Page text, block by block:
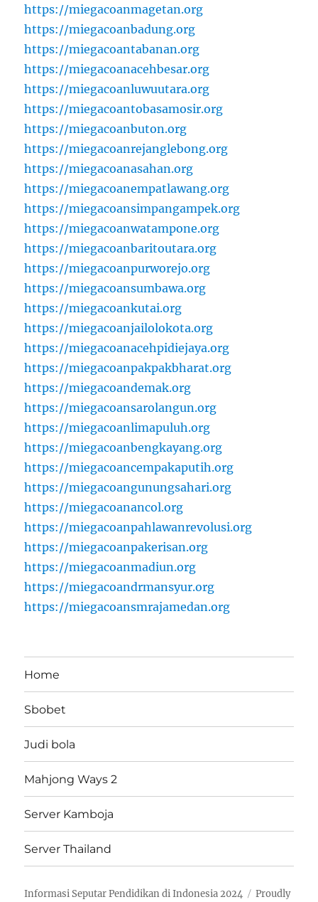
https://miegacoanmagetan.org
https://miegacoanbadung.org
https://miegacoantabanan.org
https://miegacoanacehbesar.org
https://miegacoanluwuutara.org
https://miegacoantobasamosir.org
https://miegacoanbuton.org
https://miegacoanrejanglebong.org
https://miegacoanasahan.org
https://miegacoanempatlawang.org
https://miegacoansimpangampek.org
https://miegacoanwatampone.org
https://miegacoanbaritoutara.org
https://miegacoanpurworejo.org
https://miegacoansumbawa.org
https://miegacoankutai.org
https://miegacoanjailolokota.org
https://miegacoanacehpidiejaya.org
https://miegacoanpakpakbharat.org
https://miegacoandemak.org
https://miegacoansarolangun.org
https://miegacoanlimapuluh.org
https://miegacoanbengkayang.org
https://miegacoancempakaputih.org
https://miegacoangunungsahari.org
https://miegacoanancol.org
https://miegacoanpahlawanrevolusi.org
https://miegacoanpakerisan.org
https://miegacoanmadiun.org
https://miegacoandrmansyur.org
https://miegacoansmrajamedan.org
Home
Sbobet
Judi bola
Mahjong Ways 2
Server Kamboja
Server Thailand
Informasi Seputar Pendidikan di Indonesia 2024 Proudly